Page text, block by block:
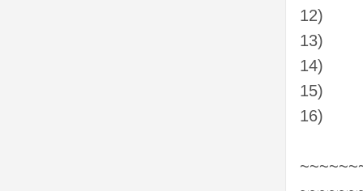
12)
13)
14)
15)
16)